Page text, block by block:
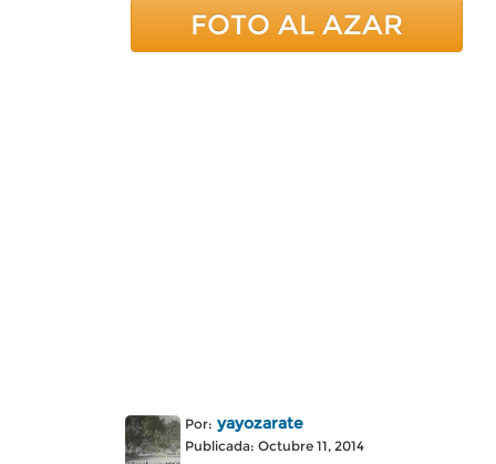
FOTO AL AZAR
Por: yayozarate
Publicada: Octubre 11, 2014